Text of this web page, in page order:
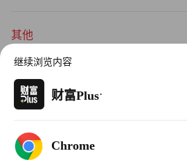
其他
杂志订阅
隐私政策
Copyright © 2026财富媒体知识产权有限公司
版权所有，未经书面许可，任何机构不得转载
继续浏览内容
财富Plus·
Chrome